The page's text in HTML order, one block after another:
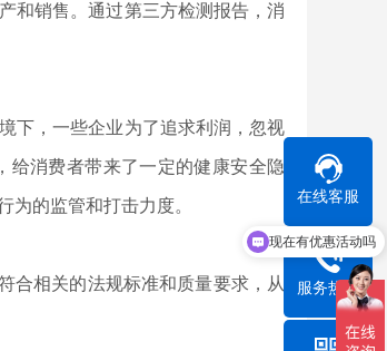
和销售。通过第三方检测报告，消
下，一些企业为了追求利润，忽视
给消费者带来了一定的健康安全隐
为的监管和打击力度。
合相关的法规标准和质量要求，从
在线客服
服务热线
现在有优惠活动吗
可以介绍下你们的检测项目嘛